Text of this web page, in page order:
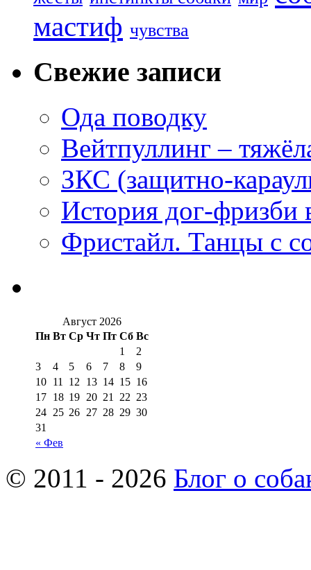
мастиф чувства
Свежие записи
Ода поводку
Вейтпуллинг –
ЗКС (защитно-
История дог-фризби
Фристайл. Танцы с
Август 2026
Пн Вт Ср Чт Пт Сб Вс
« Фев
1
2
3
4 5 6 7 8
9
10 11 12 13 14 15 16
17 18 19 20 21 22 23
24 25 26 27 28 29 30
31
© 2011 - 2026 Блог о